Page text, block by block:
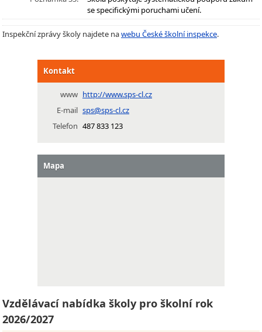
se specifickými poruchami učení.
Inspekční zprávy školy najdete nawebu České školní inspekce.
Kontakt
www http://www.sps-cl.cz
E-mail sps@sps-cl.cz
Telefon 487 833 123
Mapa
Vzdělávací nabídka školy pro školní rok
2026/2027